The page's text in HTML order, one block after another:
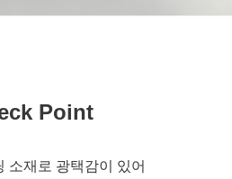
Point
소재로 광택감이 있어